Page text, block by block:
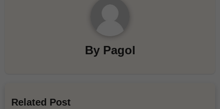
By Pagol
Related Post